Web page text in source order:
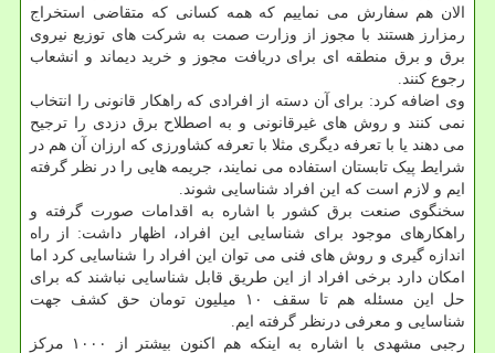
الان هم سفارش می نماییم که همه کسانی که متقاضی استخراج
رمزارز هستند با مجوز از وزارت صمت به شرکت های توزیع نیروی
برق و برق منطقه ای برای دریافت مجوز و خرید دیماند و انشعاب
رجوع کنند.
وی اضافه کرد: برای آن دسته از افرادی که راهکار قانونی را انتخاب
نمی کنند و روش های غیرقانونی و به اصطلاح برق دزدی را ترجیح
می دهند یا با تعرفه دیگری مثلا با تعرفه کشاورزی که ارزان آن هم در
شرایط پیک تابستان استفاده می نمایند، جریمه هایی را در نظر گرفته
ایم و لازم است که این افراد شناسایی شوند.
سخنگوی صنعت برق کشور با اشاره به اقدامات صورت گرفته و
راهکارهای موجود برای شناسایی این افراد، اظهار داشت: از راه
اندازه گیری و روش های فنی می توان این افراد را شناسایی کرد اما
امکان دارد برخی افراد از این طریق قابل شناسایی نباشند که برای
حل این مسئله هم تا سقف ۱۰ میلیون تومان حق کشف جهت
شناسایی و معرفی درنظر گرفته ایم.
رجبی مشهدی با اشاره به اینکه هم اکنون بیشتر از ۱۰۰۰ مرکز